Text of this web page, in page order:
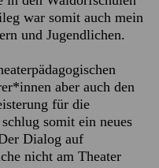
war somit auch mein
und Jugendlichen.
aber auch den
für die
somit ein neues
Dialog auf
nicht am Theater